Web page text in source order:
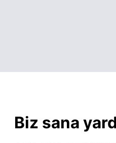
Biz sana